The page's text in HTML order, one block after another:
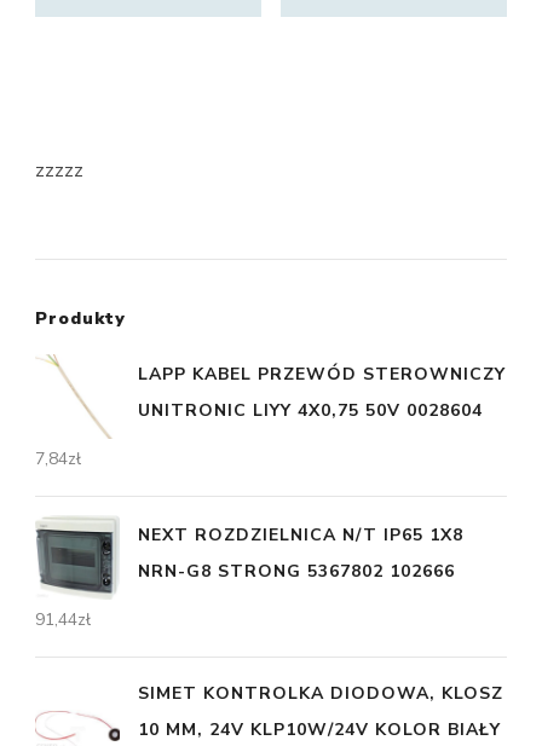
zzzzz
Produkty
LAPP KABEL PRZEWÓD STEROWNICZY
UNITRONIC LIYY 4X0,75 50V 0028604
7,84zł
NEXT ROZDZIELNICA N/T IP65 1X8
NRN-G8 STRONG 5367802 102666
91,44zł
SIMET KONTROLKA DIODOWA, KLOSZ
10 MM, 24V KLP10W/24V KOLOR BIAŁY